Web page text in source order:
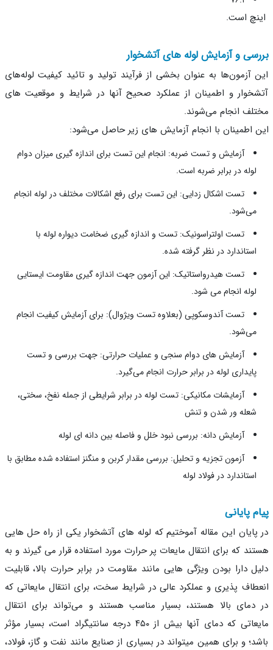
است.
و آزمایش لوله های آتشخوار
آزمون‌ها به عنوان بخشی از فرآیند تولید و تائید کیفیت لوله‌های
و اطمینان از عملکرد صحیح آنها در شرایط و موقعیت های
انجام می‌شوند.
اطمینان با انجام آزمایش های زیر حاصل می‌شود:
آزمایش و تست ضربه: انجام این تست برای اندازه گیری میزان دوام
لوله در برابر ضربه است.
تست اشکال زدایی: این تست برای رفع اشکالات مختلف در لوله انجام
می‌شود.
تست اولتراسونیک: تست و اندازه گیری ضخامت دیواره لوله با
استاندارد در نظر گرفته شده.
تست هیدرواستاتیک: این آزمون‌ جهت اندازه‌ گیری مقاومت ایستایی
لوله انجام می شود.
تست آندوسکوپی (بعلاوه تست ویژوال): برای آزمایش کیفیت انجام
می‌شود.
آزمایش های دوام سنجی و عملیات حرارتی: جهت بررسی و تست
پایداری لوله در برابر حرارت انجام می‌گیرد.
آزمایشات مکانیکی: تست لوله در برابر شرایطی از جمله نفخ، سختی،
شعله ور شدن و تنش
آزمایش دانه: بررسی نبود خلل و فاصله بین دانه ای لوله
آزمون تجزیه و تحلیل: بررسی مقدار کربن و منگنز استفاده شده مطابق با
استاندارد در فولاد لوله
پایانی
این مقاله آموختیم که لوله های آتشخوار یکی از راه حل هایی
که برای انتقال مایعات پر حرارت مورد استفاده قرار می گیرند و به
دارا بودن ویژگی هایی مانند مقاومت در برابر حرارت بالا، قابلیت
پذیری و عملکرد عالی در شرایط سخت، برای انتقال مایعاتی که
بالا هستند، بسیار مناسب هستند و می‌تواند برای انتقال
مایعاتی که دمای آنها بیش از ۴۵۰ درجه سانتیگراد است، بسیار مؤثر
و برای همین میتواند در بسیاری از صنایع مانند نفت و گاز، فولاد،